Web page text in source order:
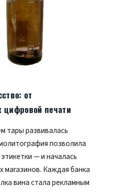
от
цифровой печати
тары развивалась
позволила
— и началась
магазинов. Каждая банка
вина стала рекламным